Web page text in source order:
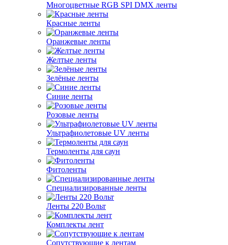
Многоцветные RGB SPI DMX ленты
Красные ленты
Оранжевые ленты
Желтые ленты
Зелёные ленты
Синие ленты
Розовые ленты
Ультрафиолетовые UV ленты
Термоленты для саун
Фитоленты
Специализированные ленты
Ленты 220 Вольт
Комплекты лент
Сопутствующие к лентам